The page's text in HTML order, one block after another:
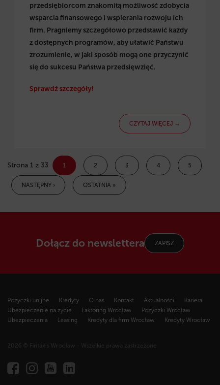
przedsiębiorcom znakomitą możliwość zdobycia
wsparcia finansowego i wspierania rozwoju ich
firm. Pragniemy szczegółowo przedstawić każdy
z dostępnych programów, aby ułatwić Państwu
zrozumienie, w jaki sposób mogą one przyczynić
się do sukcesu Państwa przedsięwzięć.
Sprawdź szczegóły!
CZYTAJ WIĘCEJ →
Strona 1 z 33 1 2 3 4 5
NASTĘPNY › OSTATNIA »
Dołącz do newslettera ZAPISZ
Pożyczki unijne Kredyty O nas Kontakt Aktualności
Kariera
Ubezpieczenie na życie
Faktoring Wrocław
Pożyczki Wrocław
Ubezpieczenia
Leasing Kredyty dla firm Wrocław Kredyty Wrocław
2026 © Fintaxis Wrocław - Wszelkie prawa zastrzeżone